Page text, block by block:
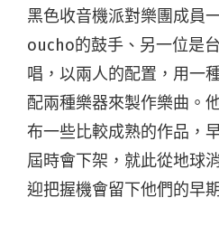
黑色收音機派對樂團成員
oucho的鼓手、另一位是
唱，以兩人的配置，用一
配兩種樂器來製作樂曲。
布一些比較成熟的作品，
屆時會下架，就此從地球
迎把握機會留下他們的早